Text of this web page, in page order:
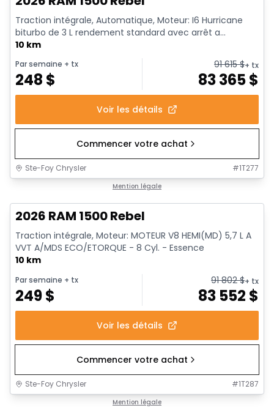
Traction intégrale, Automatique, Moteur: I6 Hurricane
biturbo de 3 L rendement standard avec arrêt a...
10 km
Par semaine + tx
248 $
91 615$+ tx
83 365$
Voir les détails
Commencer votre achat
Ste-Foy Chrysler #1T277
Mention légale
2026 RAM 1500 Rebel
Traction intégrale, Moteur: MOTEUR V8 HEMI(MD) 5,7 L A
VVT A/MDS ECO/ETORQUE - 8 Cyl. - Essence
10 km
Par semaine + tx
249$
91 802$+ tx
83 552 $
Voir les détails
Commencer votre achat
Ste-Foy Chrysler #1T287
Mention légale